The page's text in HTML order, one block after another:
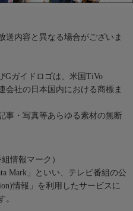
送内容と異なる場合がございま
Gガイドロゴは、米国TiVo
会社の日本国内における商標ま
事・写真等あらゆる素材の無断
情報マーク）
Mark」といい、テレビ番組の公
情報」を利用したサービスに
。